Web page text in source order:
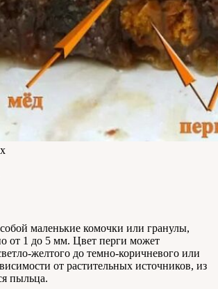
маленькие комочки или гранулы,
от 1 до 5 мм. Цвет перги может
желтого до темно-коричневого или
от растительных источников, из
пыльца.